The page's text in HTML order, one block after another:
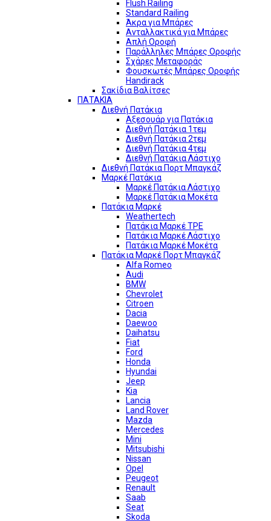
Flush Railing
Standard Railing
Άκρα για Μπάρες
Ανταλλακτικά για Μπάρες
Απλή Οροφή
Παράλληλες Μπάρες Οροφής
Σχάρες Μεταφοράς
Φουσκωτές Μπάρες Οροφής
Handirack
Σακίδια Βαλίτσες
ΠΑΤΑΚΙΑ
Διεθνή Πατάκια
Αξεσουάρ για Πατάκια
Διεθνή Πατάκια 1τεμ
Διεθνή Πατάκια 2τεμ
Διεθνή Πατάκια 4τεμ
Διεθνή Πατάκια Λάστιχο
Διεθνή Πατάκια Πορτ Μπαγκάζ
Μαρκέ Πατάκια
Μαρκέ Πατάκια Λάστιχο
Μαρκέ Πατάκια Μοκέτα
Πατάκια Μαρκέ
Weathertech
Πατάκια Μαρκέ TPE
Πατάκια Μαρκέ Λάστιχο
Πατάκια Μαρκέ Μοκέτα
Πατάκια Μαρκέ Πορτ Μπαγκάζ
Alfa Romeo
Audi
BMW
Chevrolet
Citroen
Dacia
Daewoo
Daihatsu
Fiat
Ford
Honda
Hyundai
Jeep
Kia
Lancia
Land Rover
Mazda
Mercedes
Mini
Mitsubishi
Nissan
Opel
Peugeot
Renault
Saab
Seat
Skoda